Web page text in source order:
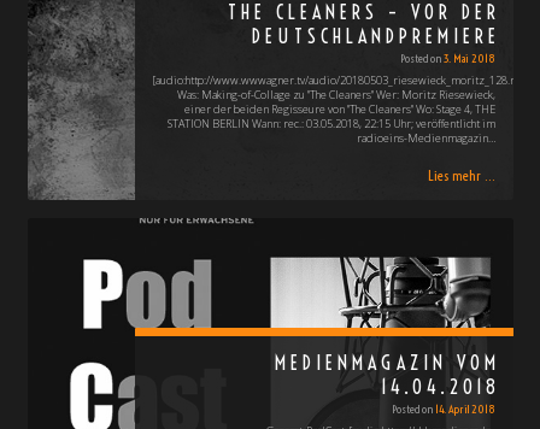
THE CLEANERS – VOR DER
DEUTSCHLANDPREMIERE
Posted on3. Mai 2018
[audio:http://www.wwwagner.tv/audio/20180503_riesewieck_moritz_128.mp3]
Was: Making-of-Collage zu "The Cleaners" Wer: Moritz Riesewieck,
einer der beiden Regisseure von "The Cleaners" Wo: Stage 4, THE
STATION BERLIN Wann: rec.: 03.05.2018, 22:15 Uhr; veröffentlicht im
radioeins-Medienmagazin…
Lies mehr ...
MEDIENMAGAZIN VOM
14.04.2018
Posted on 14. April 2018